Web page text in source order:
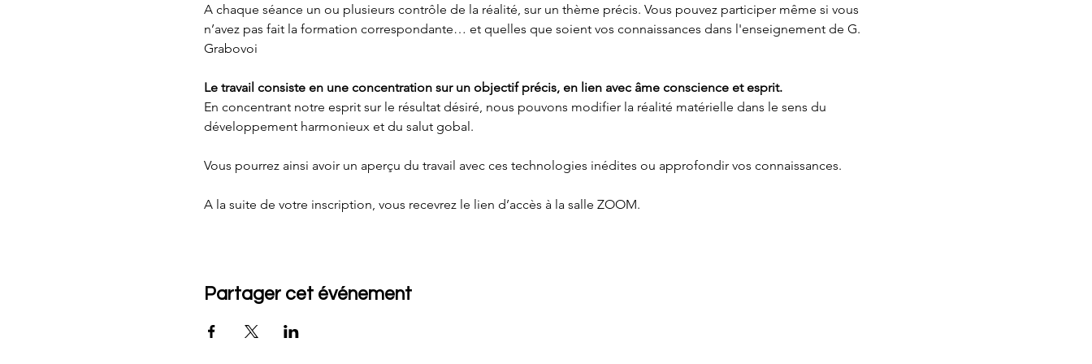
A chaque séance un ou plusieurs contrôle de la réalité, sur un thème précis. Vous pouvez participer même si vous
n’avez pas fait la formation correspondante… et quelles que soient vos connaissances dans l'enseignement de G.
Grabovoi
Le travail consiste en une concentration sur un objectif précis, en lien avec âme conscience et esprit.
En concentrant notre esprit sur le résultat désiré, nous pouvons modifier la réalité matérielle dans le sens du
développement harmonieux et du salut gobal.
Vous pourrez ainsi avoir un aperçu du travail avec ces technologies inédites ou approfondir vos connaissances.
A la suite de votre inscription, vous recevrez le lien d’accès à la salle ZOOM.
Partager cet événement